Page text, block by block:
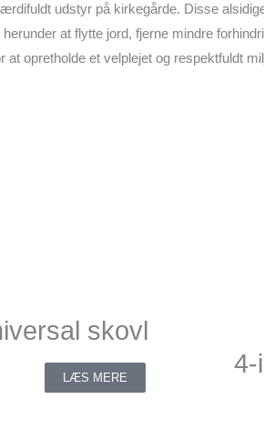
udstyr på kirkegårde. Disse
at flytte jord, fjerne mindre
opretholde et velplejet og respektfuldt
skovl
LÆS MERE 4-